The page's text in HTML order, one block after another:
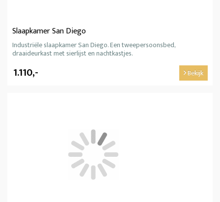
Slaapkamer San Diego
Industriële slaapkamer San Diego. Een tweepersoonsbed,
draaideurkast met sierlijst en nachtkastjes.
1.110,- Bekijk